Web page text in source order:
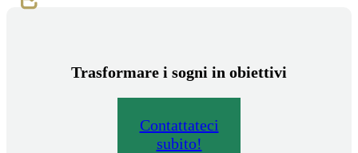
Trasformare i sogni in obiettivi
Contattateci
subito!